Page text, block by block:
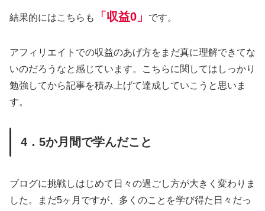
結果的にはこちらも 「収益0」 です。
アフィリエイトでの収益のあげ方をまだ真に理解できてな
いのだろうなと感じています。こちらに関してはしっかり
勉強してから記事を積み上げて達成していこうと思いま
す。
4．5か月間で学んだこと
ブログに挑戦しはじめて日々の過ごし方が大きく変わりま
した。まだ5ヶ月ですが、多くのことを学び得た日々だっ